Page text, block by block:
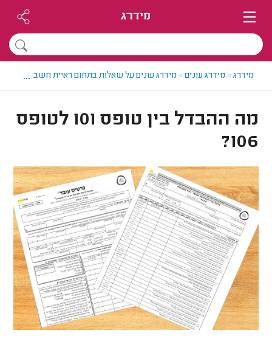
מידרג
מידרג> מידרג עונים> מידרג עונים על שאלות בתחום ראיית חשבון>
...
מה ההבדל בין טופס 101 לטופס
106?